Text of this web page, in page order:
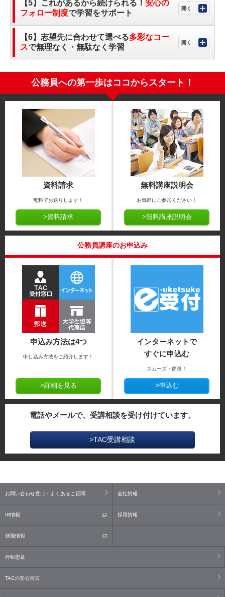
【5】これがあるから続けられる！ 安心の
フォロー制度で学習をサポート
【6】志望先に合わせて選べる多彩なコー
スで無理なく・無駄なく学習
公務員への第一歩はココからスタート！
資料請求
無料でお送りします！
>資料請求
無料講座説明会
お気軽にご参加ください！
>無料講座説明会
公務員講座のお申込み
申込み方法は4つ
申し込み方法をご紹介します！
>詳細を見る
インターネットで
すぐに申込む
スムーズ・簡単！
>申込む
電話やメールで、受講相談を受け付けています。
>TAC受講相談
お問い合わせ窓口・よくあるご質問 会社情報
IR情報 採用情報
就職情報
行動憲章
TACの安心宣言